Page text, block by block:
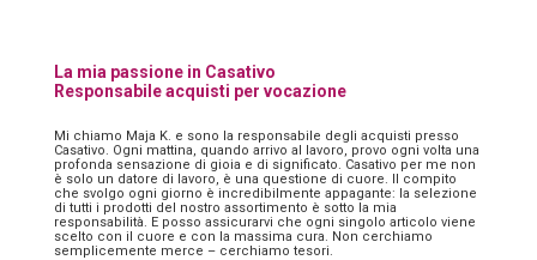
La mia passione in Casativo
Responsabile acquisti per vocazione
Mi chiamo Maja K. e sono la responsabile degli acquisti presso
Casativo. Ogni mattina, quando arrivo al lavoro, provo ogni volta una
profonda sensazione di gioia e di significato. Casativo per me non
è solo un datore di lavoro, è una questione di cuore. Il compito
che svolgo ogni giorno è incredibilmente appagante: la selezione
di tutti i prodotti del nostro assortimento è sotto la mia
responsabilità. E posso assicurarvi che ogni singolo articolo viene
scelto con il cuore e con la massima cura. Non cerchiamo
semplicemente merce – cerchiamo tesori.